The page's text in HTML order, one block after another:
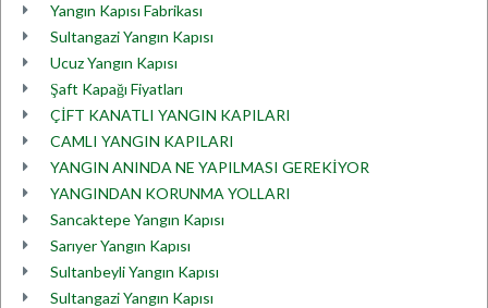
Yangın Kapısı Fabrikası
Sultangazi Yangın Kapısı
Ucuz Yangın Kapısı
Şaft Kapağı Fiyatları
ÇİFT KANATLI YANGIN KAPILARI
CAMLI YANGIN KAPILARI
YANGIN ANINDA NE YAPILMASI GEREKİYOR
YANGINDAN KORUNMA YOLLARI
Sancaktepe Yangın Kapısı
Sarıyer Yangın Kapısı
Sultanbeyli Yangın Kapısı
Sultangazi Yangın Kapısı